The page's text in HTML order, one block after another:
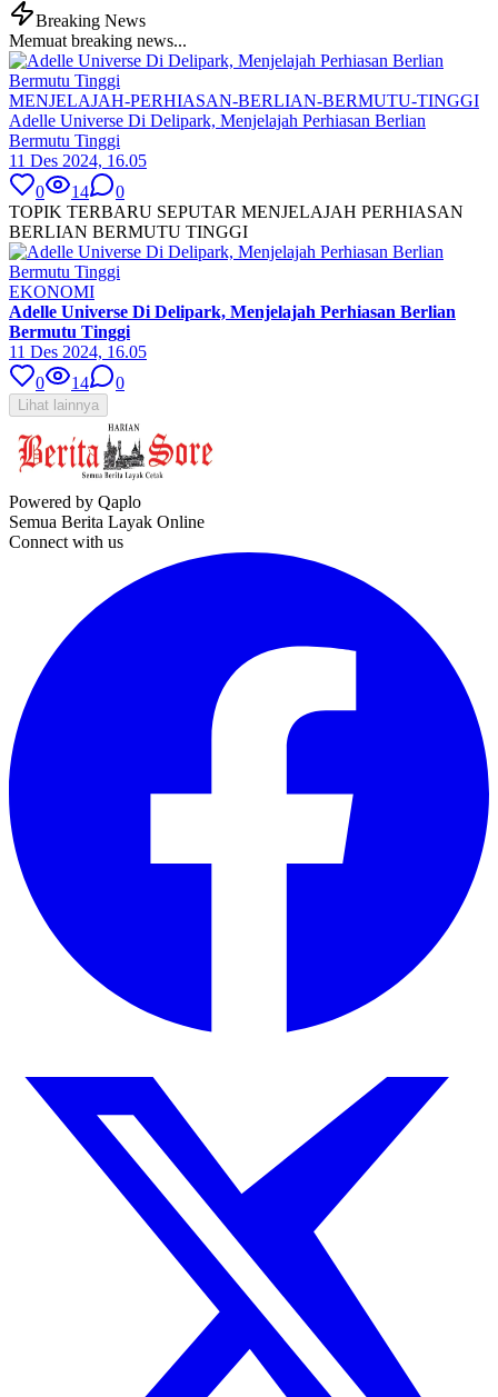
Breaking News
Memuat breaking news...
MENJELAJAH-PERHIASAN-BERLIAN-BERMUTU-TINGGI
Adelle Universe Di Delipark, Menjelajah Perhiasan Berlian
Bermutu Tinggi
11 Des 2024, 16.05
0
14
0
TOPIK TERBARU SEPUTAR MENJELAJAH PERHIASAN
BERLIAN BERMUTU TINGGI
EKONOMI
Adelle Universe Di Delipark, Menjelajah Perhiasan Berlian
Bermutu Tinggi
11 Des 2024, 16.05
0
14 0
Lihat lainnya
Powered by Qaplo
Semua Berita Layak Online
Connect with us